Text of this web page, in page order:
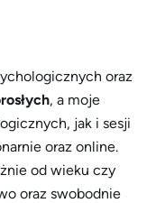
oraz
, a moje
jak i sesji
oraz online.
od wieku czy
oraz swobodnie